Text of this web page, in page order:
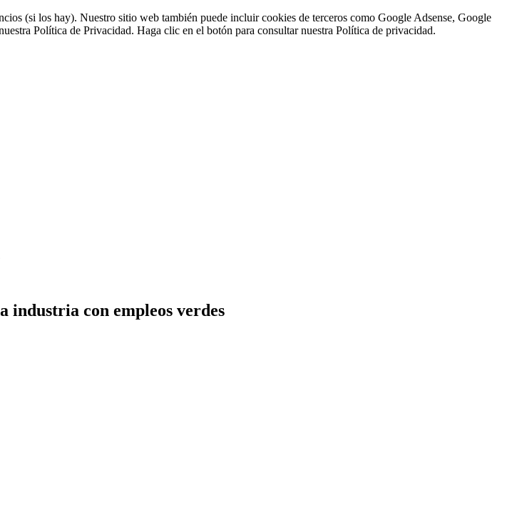
(si los hay). Nuestro sitio web también puede incluir cookies de terceros como Google Adsense, Google
Política de Privacidad. Haga clic en el botón para consultar nuestra Política de privacidad.
industria con empleos verdes